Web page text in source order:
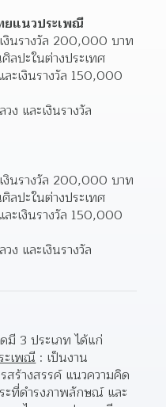
ยแนวประเพณี
งินรางวัล 200,000 บาท
ปะในต่างประเทศ
ะเงินรางวัล 150,000
และเงินรางวัล
งินรางวัล 200,000 บาท
ปะในต่างประเทศ
ะเงินรางวัล 150,000
และเงินรางวัล
มี 3 ประเภท ได้แก่
ะเพณี : เป็นงาน
ร้างสรรค์ แนวความคิด
ระที่ดำรงภาพลักษณ์ และ